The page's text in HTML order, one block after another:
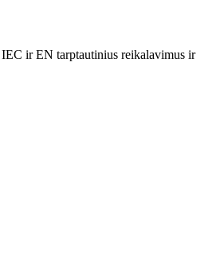
ir EN tarptautinius reikalavimus ir